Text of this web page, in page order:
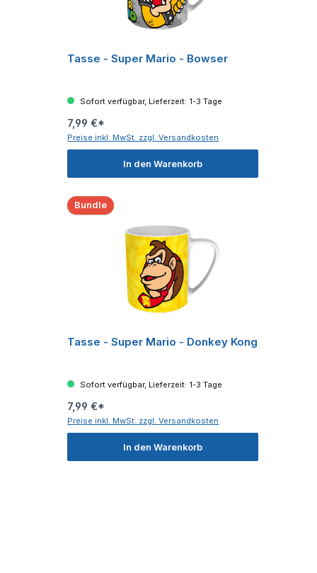
Tasse - Super Mario - Bowser
Sofort verfügbar, Lieferzeit: 1-3 Tage
7,99 €*
Preise inkl. MwSt. zzgl. Versandkosten
In den Warenkorb
Bundle
Tasse - Super Mario - Donkey Kong
Sofort verfügbar, Lieferzeit: 1-3 Tage
7,99 €*
Preise inkl. MwSt. zzgl. Versandkosten
In den Warenkorb